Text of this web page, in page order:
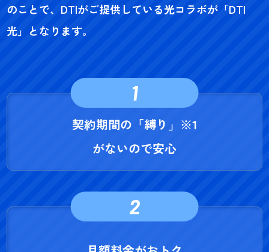
のことで、DTIがご提供している光コラボが「DTI
光」となります。
1
契約期間の「縛り」 ※1
がないので安心
2